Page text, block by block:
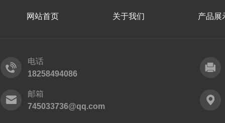
网站首页 关于我们 产品展
电话
18258494086
邮箱
745033736@qq.com